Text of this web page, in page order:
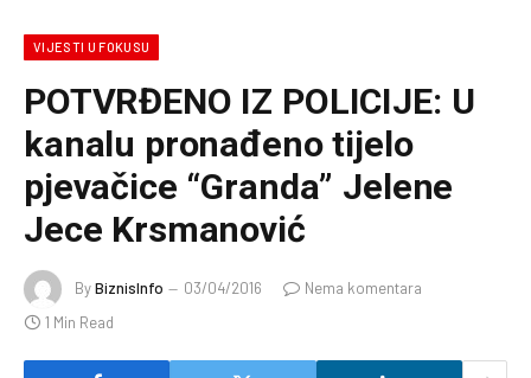
VIJESTI U FOKUSU
POTVRĐENO IZ POLICIJE: U
kanalu pronađeno tijelo
pjevačice “Granda” Jelene
Jece Krsmanović
ByBiznisInfo 03/04/2016
Nema komentara
1 Min Read